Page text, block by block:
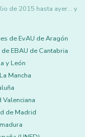
de 2015 hasta ayer... y
de EvAU de Aragón
de EBAU de Cantabria
y León
Mancha
Valenciana
de Madrid